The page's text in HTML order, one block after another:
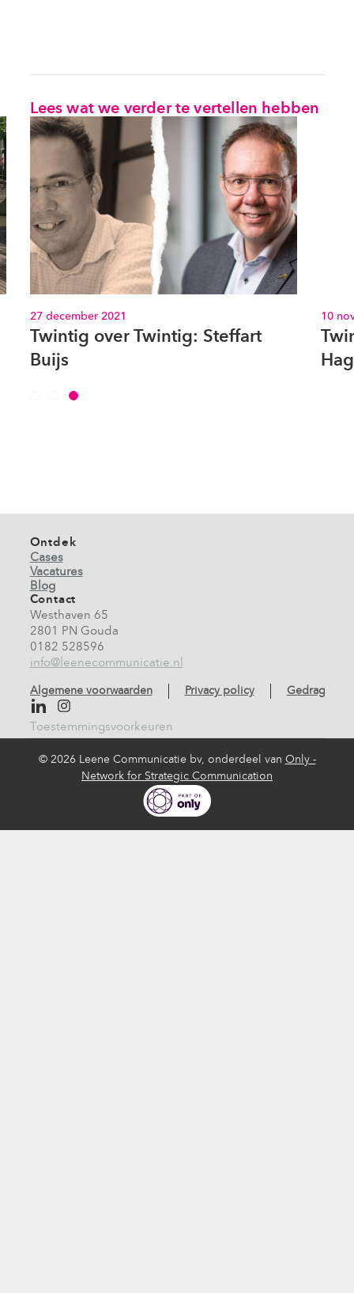
Lees wat we verder te vertellen hebben
10 november 2021
Twintig over Twintig: Maarten
Hagg
1
Ontdek
Cases
Vacatures
Blog
Contact
Westhaven 65
2801 PN Gouda
0182 528596
info@leenecommunicatie.nl
Algemene voorwaarden Privacy policy
Toestemmingsvoorkeuren
© 2026 Leene Communicatie bv, onderdeel van Only -
Network for Strategic Communication